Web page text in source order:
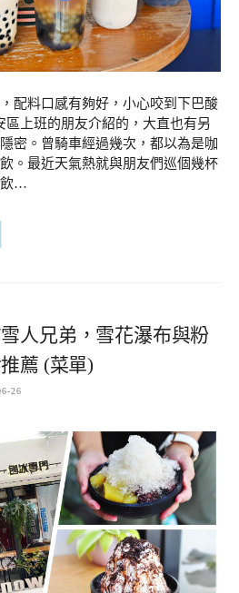
配料口感有夠好，小心咬到下巴酸
區上班的朋友介紹的，大直也有另
密。曾騎車經過幾次，都以為是咖
。最近天氣熱就與朋友們巡個幾杯
飲…
雪人兄弟，雪花瀑布與粉
薦 (菜單)
26